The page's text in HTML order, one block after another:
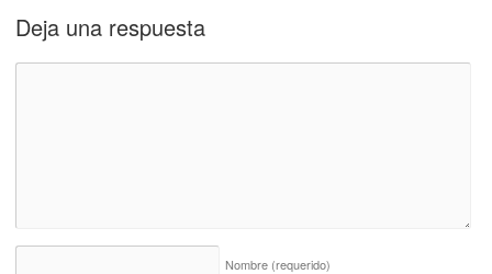
Deja una respuesta
Nombre (requerido)